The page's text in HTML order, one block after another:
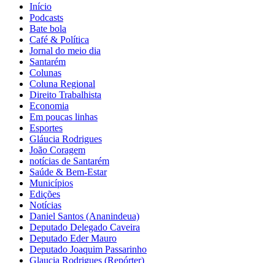
Início
Podcasts
Bate bola
Café & Política
Jornal do meio dia
Santarém
Colunas
Coluna Regional
Direito Trabalhista
Economia
Em poucas linhas
Esportes
Gláucia Rodrigues
João Coragem
notícias de Santarém
Saúde & Bem-Estar
Municípios
Edições
Notícias
Daniel Santos (Ananindeua)
Deputado Delegado Caveira
Deputado Eder Mauro
Deputado Joaquim Passarinho
Glaucia Rodrigues (Repórter)